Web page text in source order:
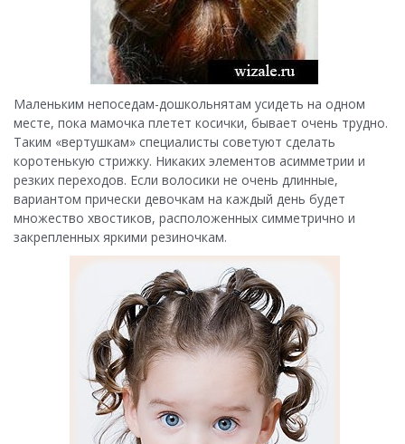
Маленьким непоседам-дошкольнятам усидеть на одном
месте, пока мамочка плетет косички, бывает очень трудно.
Таким «вертушкам» специалисты советуют сделать
коротенькую стрижку. Никаких элементов асимметрии и
резких переходов. Если волосики не очень длинные,
вариантом прически девочкам на каждый день будет
множество хвостиков, расположенных симметрично и
закрепленных яркими резиночкам.